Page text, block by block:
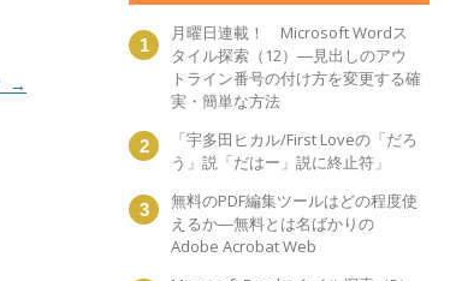
→
月曜日連載！ Microsoft Wordス
タイル探索（12）―見出しのアウ
トライン番号の付け方を変更する確
実・簡単な方法
「宇多田ヒカル/First Loveの「だろ
う」説「だはー」説に終止符」
無料のPDF編集ツールはどの程度使
えるか―無料とは名ばかりの
Adobe Acrobat Web